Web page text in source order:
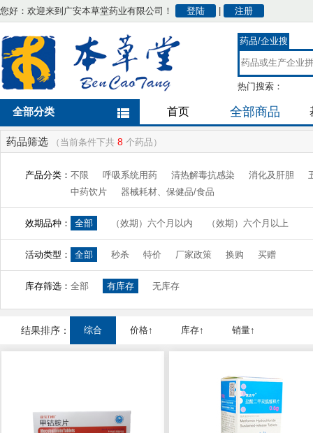
您好：欢迎来到广安本草堂药业有限公司！ 登陆 注册
药品/企业搜
索
热门搜索：
全部分类 首页 全部商品
药品筛选 （当前条件下共 8 个药品）
产品分类： 不限 呼吸系统用药 清热解毒抗感染 消化及肝胆
中药饮片
器械耗材、保健品/食品
效期品种： 全部 （效期）六个月以内 （效期）六个月以上
活动类型： 全部 秒杀 特价 厂家政策 换购 买赠
库存筛选： 全部 有库存 无库存
结果排序： 综合 价格↑ 库存↑ 销量↑